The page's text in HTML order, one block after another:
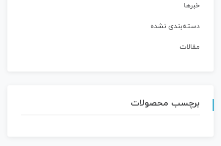
خبرها
دسته‌بندی نشده
مقالات
برچسب محصولات